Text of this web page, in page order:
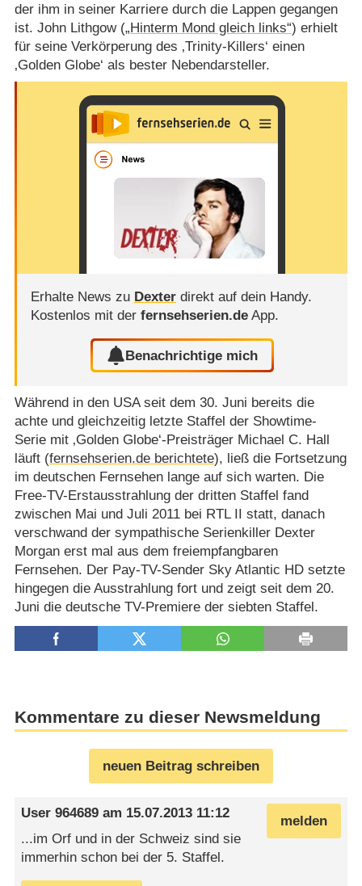
der ihm in seiner Karriere durch die Lappen gegangen
ist. John Lithgow („Hinterm Mond gleich links“) erhielt
für seine Verkörperung des ‚Trinity-Killers‘ einen
‚Golden Globe‘ als bester Nebendarsteller.
Erhalte News zu Dexterdirekt auf dein Handy.
Kostenlos mit der fernsehserien.deApp.
Benachrichtige mich
Während in den USA seit dem 30. Juni bereits die
achte und gleichzeitig letzte Staffel der Showtime-
Serie mit ‚Golden Globe‘-Preisträger Michael C. Hall
läuft (fernsehserien.de berichtete), ließ die Fortsetzung
im deutschen Fernsehen lange auf sich warten. Die
Free-TV-Erstausstrahlung der dritten Staffel fand
zwischen Mai und Juli 2011 bei RTL II statt, danach
verschwand der sympathische Serienkiller Dexter
Morgan erst mal aus dem freiempfangbaren
Fernsehen. Der Pay-TV-Sender Sky Atlantic HD setzte
hingegen die Ausstrahlung fort und zeigt seit dem 20.
Juni die deutsche TV-Premiere der siebten Staffel.
Kommentare zu dieser Newsmeldung
neuen Beitrag schreiben
melden
User 964689 am 15.07.2013 11:12
...im Orf und in der Schweiz sind sie
immerhin schon bei der 5. Staffel.